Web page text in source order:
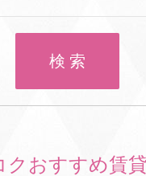
検 索
クおすすめ賃